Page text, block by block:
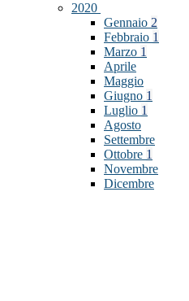
2020
Gennaio 2
Febbraio 1
Marzo 1
Aprile
Maggio
Giugno 1
Luglio 1
Agosto
Settembre
Ottobre 1
Novembre
Dicembre